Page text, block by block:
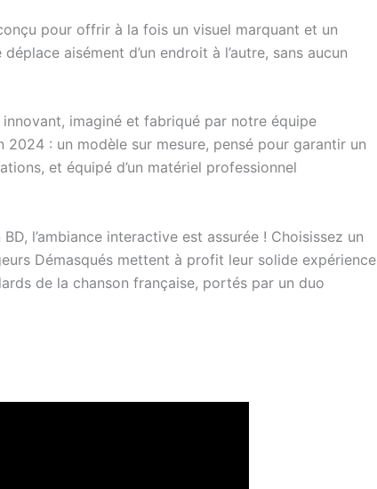
pour offrir à la fois un visuel marquant et un
aisément d’un endroit à l’autre, sans aucun
imaginé et fabriqué par notre équipe
: un modèle sur mesure, pensé pour garantir un
et équipé d’un matériel professionnel
l’ambiance interactive est assurée ! Choisissez un
Démasqués mettent à profit leur solide expérience
de la chanson française, portés par un duo